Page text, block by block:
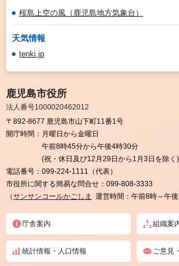
桜島上空の風（鹿児島地方気象台）
天気情報
tenki.jp
鹿児島市役所
法人番号1000020462012
〒892-8677 鹿児島市山下町11番1号
開庁時間： 月曜日から金曜日
午前8時45分から午後4時30分
(祝・休日及び12月29日から1月3日を除く)
電話番号： 099-224-1111（代表）
市役所に関する簡易な問合せ： 099-808-3333
（サンサンコールかごしま 運営時間：午前8時～午後
庁舎案内 組織案
統計情報・人口情報 ご意見